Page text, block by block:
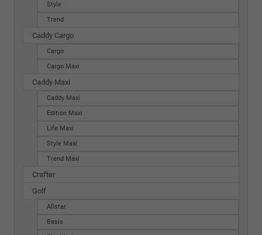
Style
Trend
Caddy Cargo
Cargo
Cargo Maxi
Caddy Maxi
Caddy Maxi
Edition Maxi
Life Maxi
Style Maxi
Trend Maxi
Crafter
Golf
Allstar
Basis